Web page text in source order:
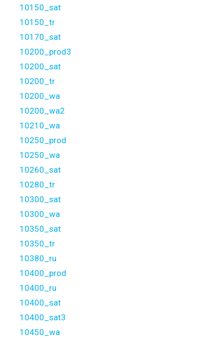
10150_sat
10150_tr
10170_sat
10200_prod3
10200_sat
10200_tr
10200_wa
10200_wa2
10210_wa
10250_prod
10250_wa
10260_sat
10280_tr
10300_sat
10300_wa
10350_sat
10350_tr
10380_ru
10400_prod
10400_ru
10400_sat
10400_sat3
10450_wa